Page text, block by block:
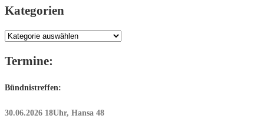
Kategorien
Kategorien
Termine:
Bündnistreffen:
30.06.2026 18Uhr, Hansa 48